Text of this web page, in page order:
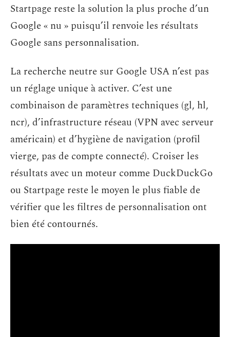
Startpage reste la solution la plus proche d’un
Google « nu » puisqu’il renvoie les résultats
Google sans personnalisation.
La recherche neutre sur Google USA n’est pas
un réglage unique à activer. C’est une
combinaison de paramètres techniques (gl, hl,
ncr), d’infrastructure réseau (VPN avec serveur
américain) et d’hygiène de navigation (profil
vierge, pas de compte connecté). Croiser les
résultats avec un moteur comme DuckDuckGo
ou Startpage reste le moyen le plus fiable de
vérifier que les filtres de personnalisation ont
bien été contournés.